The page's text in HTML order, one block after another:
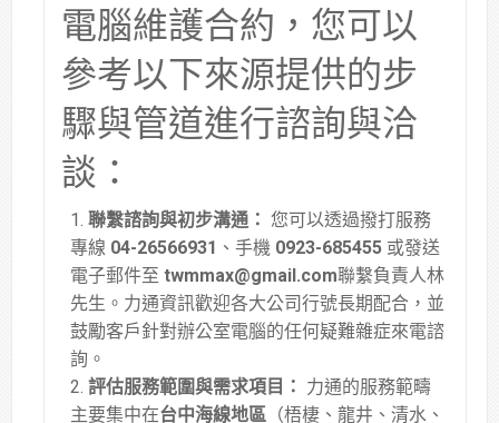
電腦維護合約，您可以
參考以下來源提供的步
驟與管道進行諮詢與洽
談：
聯繫諮詢與初步溝通： 您可以透過撥打服務
專線 04-26566931 、手機 0923-685455 或發送
電子郵件至 twmmax@gmail.com聯繫負責人林
先生 。力通資訊歡迎各大公司行號長期配合，並
鼓勵客戶針對辦公室電腦的任何疑難雜症來電諮
詢 。
評估服務範圍與需求項目： 力通的服務範疇
主要集中在台中海線地區 （梧棲、龍井、清水、